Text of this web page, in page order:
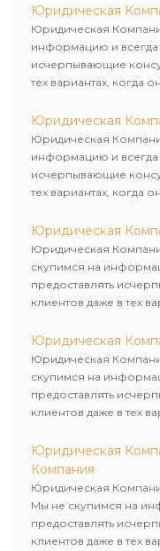
юридических лиц.
клиенту.
Юридическая
Юридическая
информацию и всегда
исчерпывающие
тех вариантах, когда
юридическими
Юридическая
Юридическая
информацию и всегда
исчерпывающие
тех вариантах, когда
юридическими
Юридическая
Юридическая
скупимся на
предоставлять
клиентов даже в тех
пользовались
Юридическая
Юридическая
скупимся на
предоставлять
клиентов даже в тех
пользовались
Юридическая
Компания
Юридическая
Мы не скупимся на
предоставлять
клиентов даже в тех